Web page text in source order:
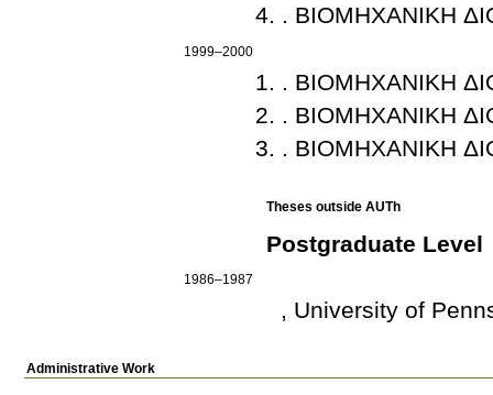
. ΒΙΟΜΗΧΑΝΙΚΗ
1999–2000
. ΒΙΟΜΗΧΑΝΙΚΗ
. ΒΙΟΜΗΧΑΝΙΚΗ
. ΒΙΟΜΗΧΑΝΙΚΗ
Theses outside AUTh
Postgraduate Level
1986–1987
, University of
Administrative Work